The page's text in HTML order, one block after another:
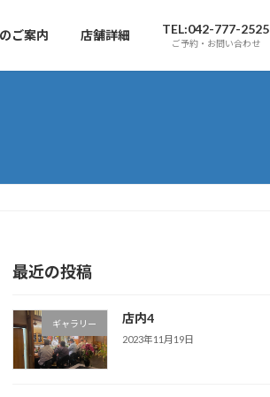
ご案内 店舗詳細 TEL:042-777-2525
ご予約・お問い合わせ
最近の投稿
ギャラリー 店内4
2023年11月19日